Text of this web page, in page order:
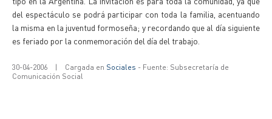
del espectáculo se podrá participar con toda la familia, acentuando
la misma en la juventud formoseña; y recordando que al día siguiente
es feriado por la conmemoración del día del trabajo.
30-04-2006 | Cargada en Sociales - Fuente: Subsecretaría de
Comunicación Social